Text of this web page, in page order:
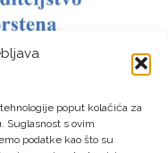
poput kolačića za
s ovim
podatke kao što su